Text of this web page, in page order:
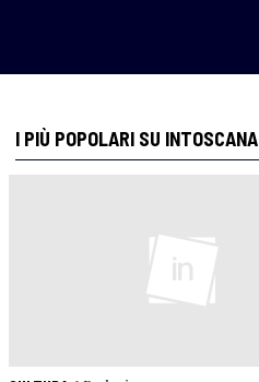
I PIÙ POPOLARI SU INTOSCANA